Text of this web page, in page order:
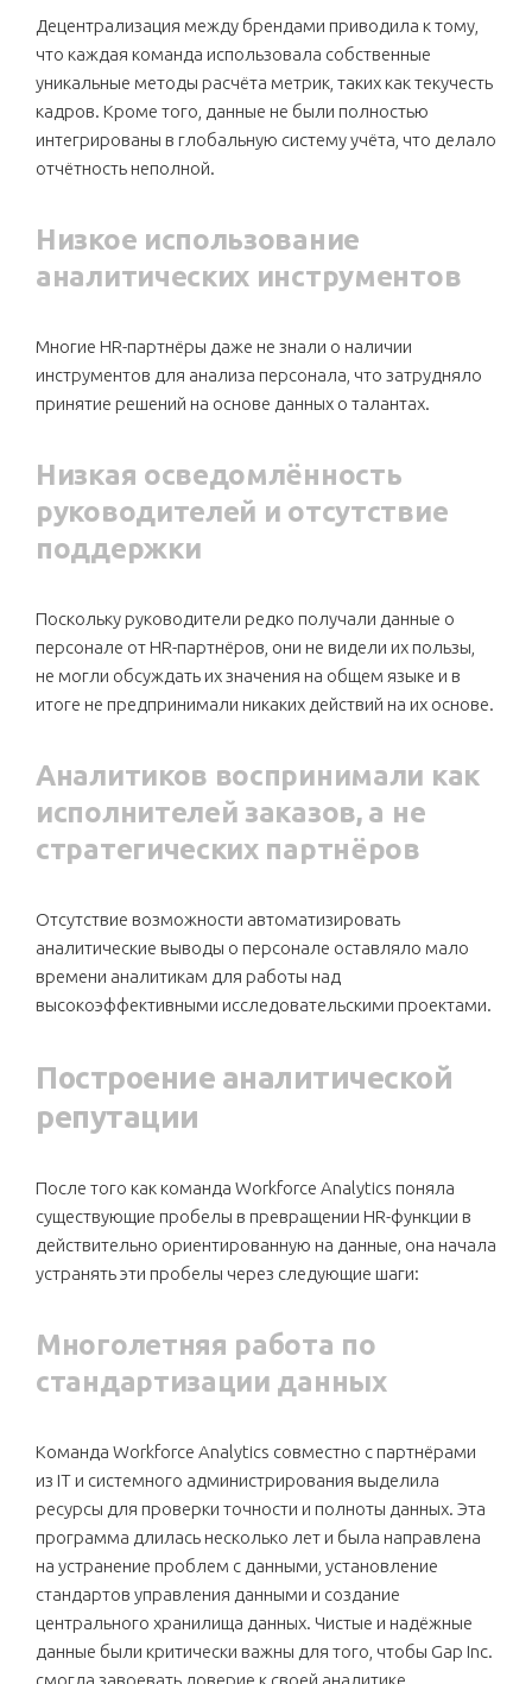
Децентрализация между брендами приводила к тому,
что каждая команда использовала собственные
уникальные методы расчёта метрик, таких как текучесть
кадров. Кроме того, данные не были полностью
интегрированы в глобальную систему учёта, что делало
отчётность неполной.
Низкое использование
аналитических инструментов
Многие HR-партнёры даже не знали о наличии
инструментов для анализа персонала, что затрудняло
принятие решений на основе данных о талантах.
Низкая осведомлённость
руководителей и отсутствие
поддержки
Поскольку руководители редко получали данные о
персонале от HR-партнёров, они не видели их пользы,
не могли обсуждать их значения на общем языке и в
итоге не предпринимали никаких действий на их основе.
Аналитиков воспринимали как
исполнителей заказов, а не
стратегических партнёров
Отсутствие возможности автоматизировать
аналитические выводы о персонале оставляло мало
времени аналитикам для работы над
высокоэффективными исследовательскими проектами.
Построение аналитической
репутации
После того как команда Workforce Analytics поняла
существующие пробелы в превращении HR-функции в
действительно ориентированную на данные, она начала
устранять эти пробелы через следующие шаги:
Многолетняя работа по
стандартизации данных
Команда Workforce Analytics совместно с партнёрами
из IT и системного администрирования выделила
ресурсы для проверки точности и полноты данных. Эта
программа длилась несколько лет и была направлена
на устранение проблем с данными, установление
стандартов управления данными и создание
центрального хранилища данных. Чистые и надёжные
данные были критически важны для того, чтобы Gap Inc.
смогла завоевать доверие к своей аналитике.